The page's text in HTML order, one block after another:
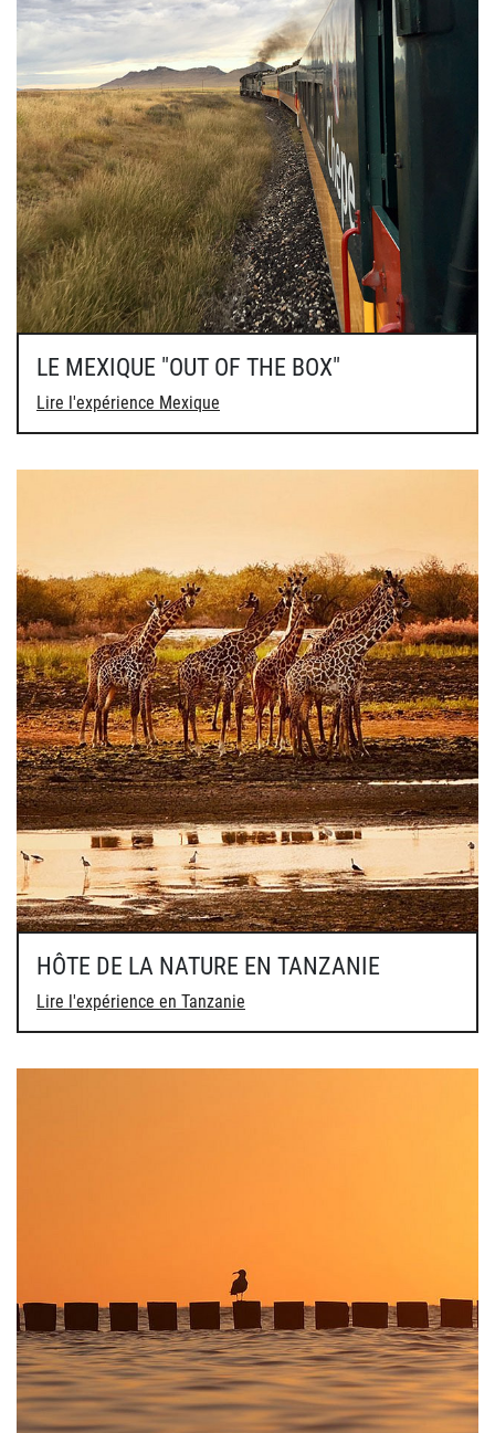
LE MEXIQUE "OUT OF THE BOX"
Lire l'expérience Mexique
HÔTE DE LA NATURE EN TANZANIE
Lire l'expérience en Tanzanie